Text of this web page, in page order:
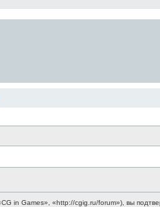
in Games», «http://cgig.ru/forum»), вы